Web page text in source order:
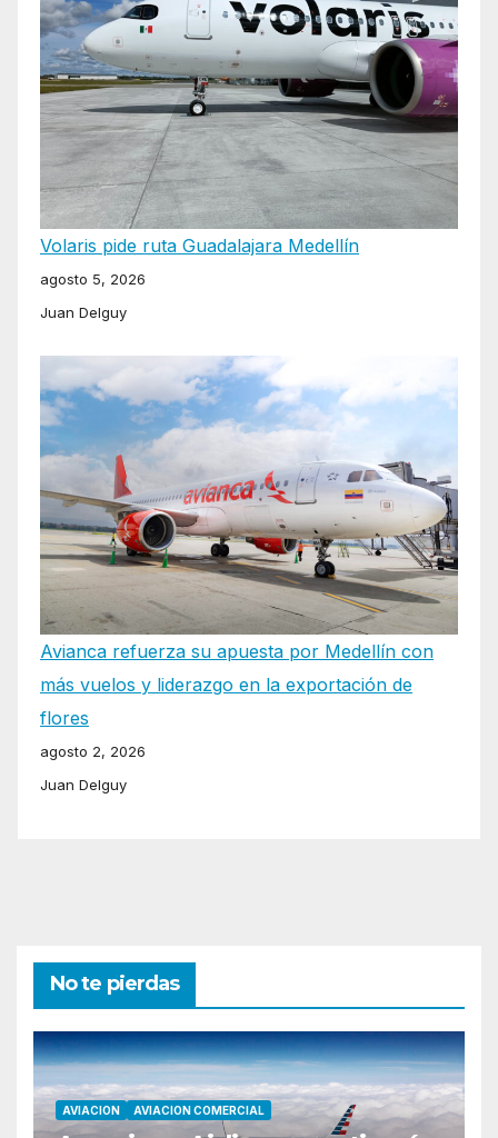
Volaris pide ruta Guadalajara Medellín
agosto 5, 2026
Juan Delguy
Avianca refuerza su apuesta por Medellín con
más vuelos y liderazgo en la exportación de
flores
agosto 2, 2026
Juan Delguy
No te pierdas
AVIACION AVIACION COMERCIAL